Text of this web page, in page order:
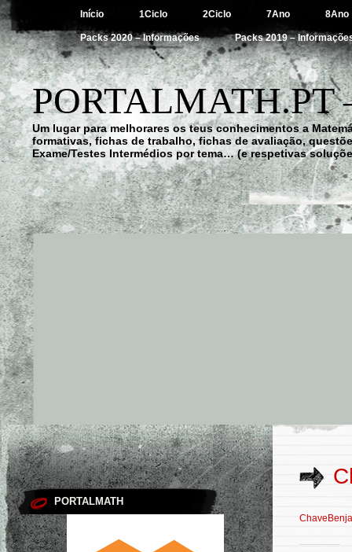
Início 1Ciclo 2Ciclo 7Ano 8Ano
Packs 2020 – Informações Packs 2019 –
Um lugar para melhorares os teus conhecimentos a
formativas, fichas de trabalho, fichas de avaliação,
Exame/Testes Intermédios por tema… (e respetivas
PORTALMATH